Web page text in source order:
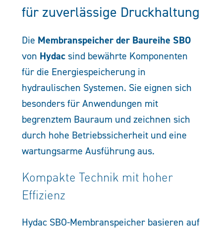
für zuverlässige Druckhaltung
Die Membranspeicher der Baureihe SBO
von Hydac sind bewährte Komponenten
für die Energiespeicherung in
hydraulischen Systemen. Sie eignen sich
besonders für Anwendungen mit
begrenztem Bauraum und zeichnen sich
durch hohe Betriebssicherheit und eine
wartungsarme Ausführung aus.
Kompakte Technik mit hoher
Effizienz
Hydac SBO-Membranspeicher basieren auf